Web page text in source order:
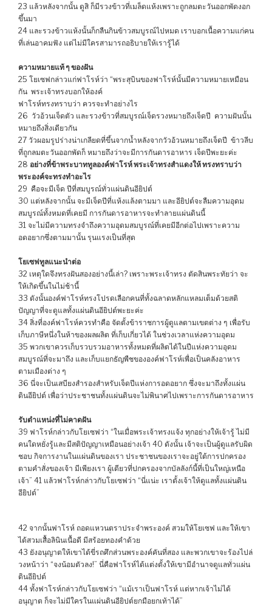
23 แล้วหลังจากนั้น ดูสิ ก็มีรวงข้าวที่เมล็ดแห้งเพราะถูกลมตะวันออกพัดงอก
ขึ้นมา
24 และรวงข้าวแห้งนั้นก็กลืนกินข้าวสมบูรณ์ไปหมด เราบอกเนื้อความแก่คน
ที่เล่นอาคมฟัง แต่ไม่มีใครสามารถอธิบายให้เรารู้ได้
ความหมายแท้ ๆ ของฝัน
25 โยเซฟกล่าวแก่ฟาโรห์ว่า “พระสุบินของฟาโรห์นั้นมีความหมายเหมือน
กัน พระเจ้าทรงบอกให้องค์
ฟาโรห์ทรงทราบว่า ควรจะทำอย่างไร
26 วัวอ้วนเจ็ดตัว และรวงข้าวที่สมบูรณ์เจ็ดรวงหมายถึงเจ็ดปี ความฝันนั้น
หมายถึงสิ่งเดียวกัน
27 วัวผอมรูปร่างน่าเกลียดที่ขึ้นจากน้ำหลังจากวัวอ้วนหมายถึงเจ็ดปี ข้าวลีบ
ที่ถูกลมตะวันออกพัดก็ หมายถึงว่าจะมีการกันดารอาหาร เจ็ดปีพะยะค่ะ
28 อย่างที่ข้าพระบาททูลองค์ฟาโรห์ พระเจ้าทรงสำแดงให้ ทรงทราบว่า
พระองค์จะทรงทำอะไร
29 คือจะมีเจ็ด ปีที่สมบูรณ์ทั่วแผ่นดินอียิปต์
30 แต่หลังจากนั้น จะมีเจ็ดปีที่แห้งแล้งตามมา และอียิปต์จะลืมความอุดม
สมบูรณ์ทั้งหมดที่เคยมี การกันดารอาหารจะทำลายแผ่นดินนี้
31 จะไม่มีความทรงจำถึงความอุดมสมบูรณ์ที่เคยมีอีกต่อไปเพราะความ
อดอยากซึ่งตามมานั้น รุนแรงเป็นที่สุด
โยเซฟทูลแนะนำต่อ
32 เหตุใดจึงทรงฝันสองอย่างนี้เล่า? เพราะพระเจ้าทรง ตัดสินพระทัยว่า จะ
ให้เกิดขึ้นในไม่ช้านี้
33 ดังนั้นองค์ฟาโรห์ทรงโปรดเลือกคนที่ทั้งฉลาดหลักแหลมเต็มด้วยสติ
ปัญญาที่จะดูแลทั้งแผ่นดินอียิปต์พะยะค่ะ
34 สิ่งที่องค์ฟาโรห์ควรทำคือ จัดตั้งข้าราชการผู้ดูแลตามเขตต่าง ๆ เพื่อรับ
เก็บภาษีหนึ่งในห้าของผลผลิต ที่เก็บเกี่ยวได้ ในช่วงเวลาแห่งความอุดม
35 พวกเขาควรเก็บรวบรวมอาหารทั้งหมดที่ผลิตได้ในปีแห่งความอุดม
สมบูรณ์ที่จะมาถึง และเก็บแยกธัญพืชขององค์ฟาโรห์เพื่อเป็นคลังอาหาร
ตามเมืองต่าง ๆ
36 นี่จะเป็นเสบียงสำรองสำหรับเจ็ดปีแห่งการอดอยาก ซึ่งจะมาถึงทั้งแผ่น
ดินอียิปต์ เพื่อว่าประชาชนทั้งแผ่นดินจะไม่พินาศไปเพราะการกันดารอาหาร
รับตำแหน่งที่ไม่คาดฝัน
39 ฟาโรห์กล่าวกับโยเซฟว่า “ในเมื่อพระเจ้าทรงแจ้ง ทุกอย่างให้เจ้ารู้ ไม่มี
คนใดหยั่งรู้และมีสติปัญญาเหมือนอย่างเจ้า 40 ดังนั้น เจ้าจะเป็นผู้ดูแลรับผิด
ชอบ กิจการงานในแผ่นดินของเรา ประชาชนของเราจะอยู่ใต้การปกครอง
ตามคำสั่งของเจ้า มีเพียงเรา ผู้เดียวที่ปกครองจากบัลลังก์นี้ที่เป็นใหญ่เหนือ
เจ้า” 41 แล้วฟาโรห์กล่าวกับโยเซฟว่า “นี่แน่ะ เราตั้งเจ้าให้ดูแลทั้งแผ่นดิน
อียิปต์”
42 จากนั้นฟาโรห์ ถอดแหวนตราประจำพระองค์ สวมให้โยเซฟ และให้เขา
ได้สวมเสื้อลินินเนื้อดี มีสร้อยทองคำด้วย
43 ยังอนุญาตให้เขาได้ขี่รถศึกส่วนพระองค์คันที่สอง และพวกเขาจะร้องไปล่
วงหน้าว่า “จงน้อมตัวลง!” นี่คือฟาโรห์ได้แต่งตั้งให้เขามีอำนาจดูแลทั่วแผ่น
ดินอียิปต์
44 ทั้งฟาโรห์กล่าวกับโยเซฟว่า “แม้เราเป็นฟาโรห์ แต่หากเจ้าไม่ได้
อนุญาต ก็จะไม่มีใครในแผ่นดินอียิปต์ยกมือยกเท้าได้”